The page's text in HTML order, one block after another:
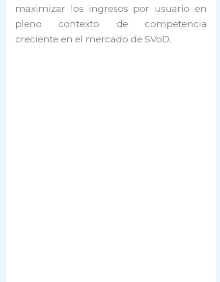
maximizar los ingresos por usuario en
pleno contexto de competencia
creciente en el mercado de SVoD.